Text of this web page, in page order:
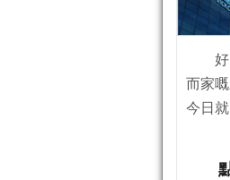
而家
今日